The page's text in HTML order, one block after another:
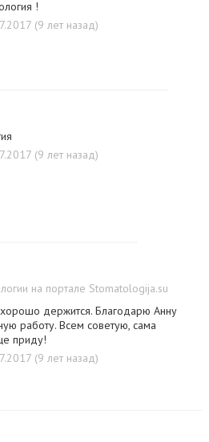
!
(9 лет назад)
(9 лет назад)
на портале Stomatologija.su
держится. Благодарю Анну
работу. Всем советую, сама
приду!
(9 лет назад)